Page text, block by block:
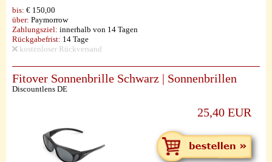
bis: € 150,00
über: Paymorrow
Zahlungsziel: innerhalb von 14 Tagen
Rückgabefrist: 14 Tage
kostenloser Rückversand
Fitover Sonnenbrille Schwarz | Sonnenbrillen
Discountlens DE
25,40 EUR